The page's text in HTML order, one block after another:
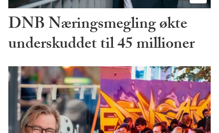
DNB Næringsmegling økte
underskuddet til 45 millioner